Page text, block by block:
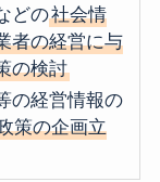
どの社会情
者の経営に与
の検討
の経営情報の
策の企画立